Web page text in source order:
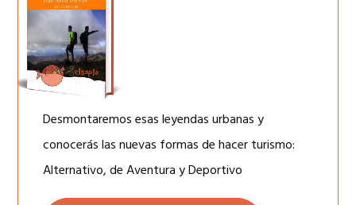
Desmontaremos esas leyendas urbanas y
conocerás las nuevas formas de hacer turismo:
Alternativo, de Aventura y Deportivo